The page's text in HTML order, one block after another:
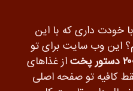
خودت داری که با این
این وب سایت برای تو
پخت
از غذاهای
کافیه تو صفحه اصلی